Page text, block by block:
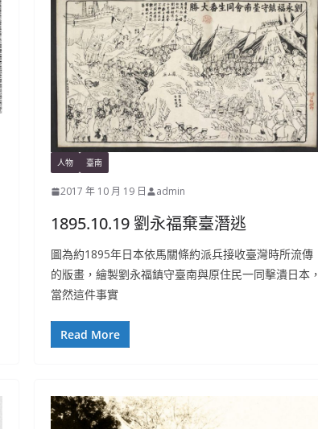
人物 臺南
2017 年 10 月 19 日 admin
1895.10.19 劉永福棄臺潛逃
圖為約1895年日本依馬關條約派兵接收臺灣時所流傳
的版畫，繪製劉永福鎮守臺南與原住民一同擊潰日本，
當然這件事實
Read More